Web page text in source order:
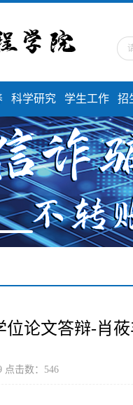
科学研究 学生工作 招
位论文答辩-肖
击数： 546